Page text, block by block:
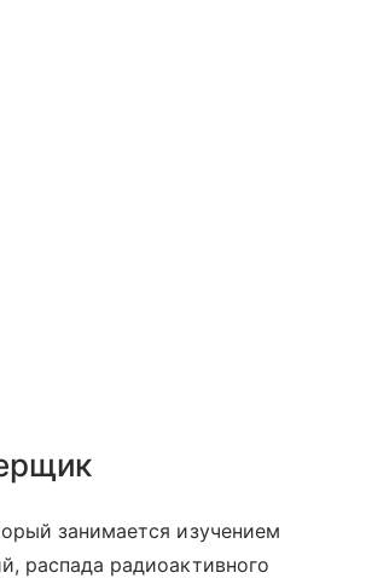
занимается изучением
распада радиоактивного